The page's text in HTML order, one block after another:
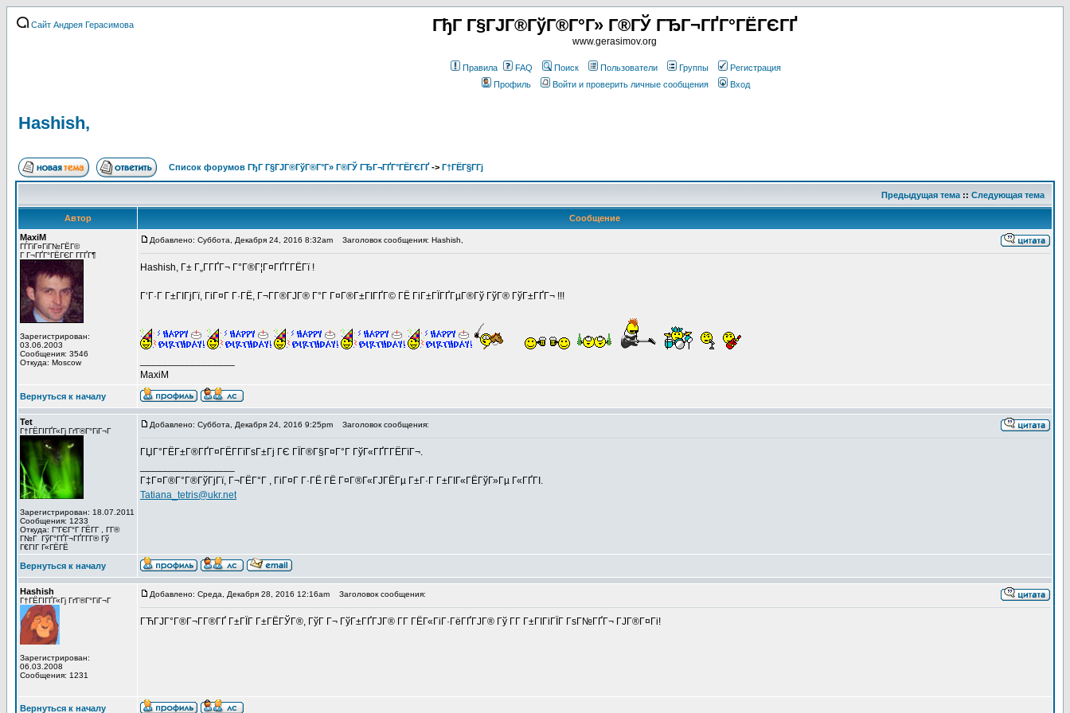
Сайт Андрея Герасимова ГђГ Г§ГЈГ®ГўГ®Г°Г» Г®ГЎ ГЂГ¬ГҐГ°ГЁГЄГҐ
www.gerasimov.org
Правила FAQ Поиск Пользователи Группы
Регистрация
Профиль
Войти и проверить личные сообщения Вход
Hashish,
Список форумов ГђГ Г§ГЈГ®ГўГ®Г°Г» Г®ГЎ ГЂГ¬ГҐГ°ГЁГЄГҐ-> Г†ГЁГ§Г­Гј
Предыдущая тема :: Следующая тема
Автор
Сообщение
MaxiM
ГЃГіГ¤ГіГ№ГЁГ©
Г Г¬ГҐГ°ГЁГЄГ Г­ГҐГ¶
Зарегистрирован:
03.06.2003
Сообщения: 3546
Откуда: Moscow
Добавлено: Суббота, Декабря 24, 2016 8:32am Заголовок сообщения: Hashish,
Hashish, Г± Г„Г­ГҐГ¬ Г°Г®Г¦Г¤ГҐГ­ГЁГї !
Г‘Г·Г Г±ГІГјГї, ГіГ¤Г Г·ГЁ, Г¬Г­Г®ГЈГ® Г°Г Г¤Г®Г±ГІГҐГ© ГЁ ГіГ±ГЇГҐГµГ®Гў ГўГ® ГўГ±ГҐГ¬ !!!
MaxiM
Вернуться к началу
Tet
Г†ГЁГІГҐГ«Гј ГґГ®Г°ГіГ¬Г
Зарегистрирован: 18.07.2011
Сообщения: 1233
Откуда: Г“ГЄГ°Г ГЁГ­Г , Г­Г®
Г№Г ГўГ°ГҐГ¬ГҐГ­Г­Г® Гў
Г€ГІГ Г«ГЁГЁ
Добавлено: Суббота, Декабря 24, 2016 9:25pm Заголовок сообщения:
ГЏГ°ГЁГ±Г®ГҐГ¤ГЁГ­ГїГѕГ±Гј ГЄ ГЇГ®Г§Г¤Г°Г ГўГ«ГҐГ­ГЁГїГ¬.
Г‡Г¤Г®Г°Г®ГўГјГї, Г¬ГЁГ°Г , ГіГ¤Г Г·ГЁ ГЁ Г¤Г®Г«ГЈГЁГµ Г±Г·Г Г±ГІГ«ГЁГўГ»Гµ Г«ГҐГІ.
Tatiana_tetris@ukr.net
Вернуться к началу
Hashish
Г†ГЁГІГҐГ«Гј ГґГ®Г°ГіГ¬Г
Зарегистрирован:
06.03.2008
Сообщения: 1231
Добавлено: Среда, Декабря 28, 2016 12:16am Заголовок сообщения:
ГЋГЈГ°Г®Г¬Г­Г®ГҐ Г±ГЇГ Г±ГЁГЎГ®, ГўГ Г¬ ГўГ±ГҐГЈГ® Г­Г ГЁГ«ГіГ·ГёГҐГЈГ® Гў Г­Г Г±ГІГіГЇГ ГѕГ№ГҐГ¬ ГЈГ®Г¤Гі!
Вернуться к началу